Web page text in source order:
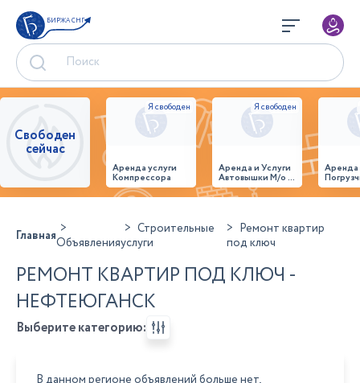
БИРЖА СНГ
Свободен
сейчас
Аренда услуги
Компрессора
Аренда и Услуги
Автовышки М/о г.
Домодедово
26,28,32 место
ГлавнаяОбъявления
Строительные
услуги
Ремонт квартир
под ключ
РЕМОНТ КВАРТИР ПОД КЛЮЧ -
НЕФТЕЮГАНСК
Выберите категорию:
В данном регионе объявлений больше нет,